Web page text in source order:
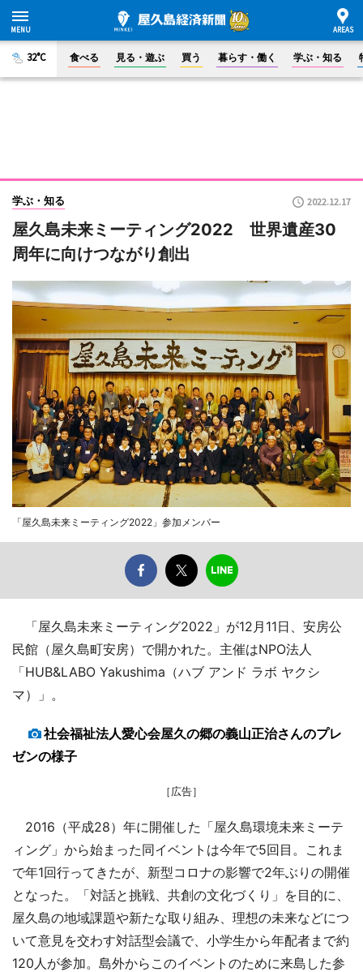
32°C 食べる 見る・遊ぶ 買う 暮らす・働く 学ぶ・知る
学ぶ・知る 2022.12.17
屋久島未来ミーティング2022 世界遺産30
周年に向けつながり創出
「屋久島未来ミーティング2022」参加メンバー
「屋久島未来ミーティング2022」が12月11日、安房公
民館（屋久島町安房）で開かれた。主催はNPO法人
「HUB&LABO Yakushima（ハブ アンド ラボ ヤクシ
マ）」。
社会福祉法人愛心会屋久の郷の義山正治さんのプレ
ゼンの様子
［広告］
2016（平成28）年に開催した「屋久島環境未来ミーテ
ィング」から始まった同イベントは今年で5回目。これま
で年1回行ってきたが、新型コロナの影響で2年ぶりの開催
となった。「対話と挑戦、共創の文化づくり」を目的に、
屋久島の地域課題や新たな取り組み、理想の未来などにつ
いて意見を交わす対話型会議で、小学生から年配者まで約
120人が参加。島外からこのイベントのために来島した参